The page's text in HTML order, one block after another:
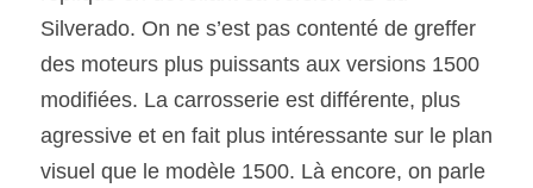
Silverado. On ne s’est pas contenté de greffer
des moteurs plus puissants aux versions 1500
modifiées. La carrosserie est différente, plus
agressive et en fait plus intéressante sur le plan
visuel que le modèle 1500. Là encore, on parle